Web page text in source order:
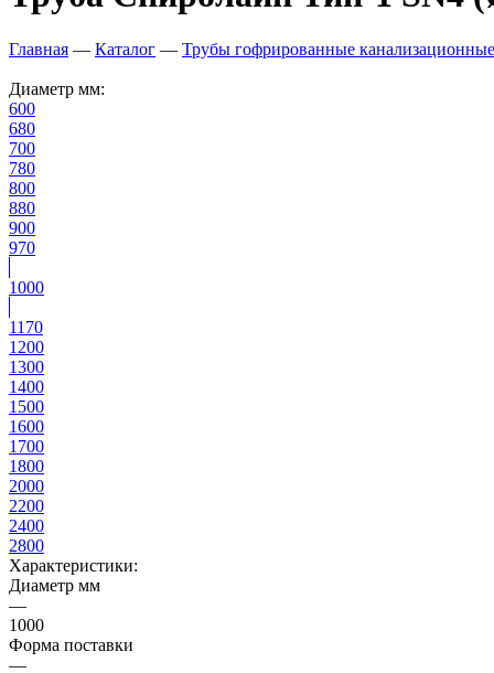
Главная — Каталог — Трубы гофрированные канализационные
Диаметр мм:
600
680
700
780
800
880
900
970
1000
1170
1200
1300
1400
1500
1600
1700
1800
2000
2200
2400
2800
Характеристики:
Диаметр мм
—
1000
Форма поставки
—